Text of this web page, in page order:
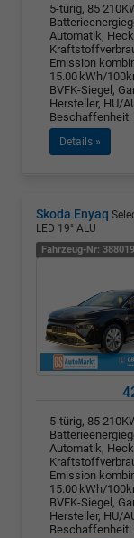
5-türig, 85
Automatik,
Emission
15.00 kWh/
BVFK-Siegel,
Hersteller, HU/
Beschaffenheit:
Details »
Skoda Enyaq
LED 19" ALU
Fahrzeug-Nr: 388019
5-türig, 85
Automatik,
Emission
15.00 kWh/
BVFK-Siegel,
Hersteller, HU/
Beschaffenheit: